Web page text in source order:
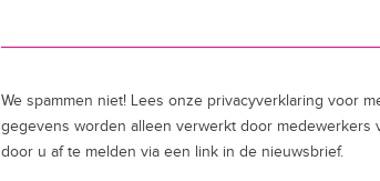
We spammen niet! Lees onze privacyverklaring voor
gegevens worden alleen verwerkt door
door u af te melden via een link in de nieuwsbrief.